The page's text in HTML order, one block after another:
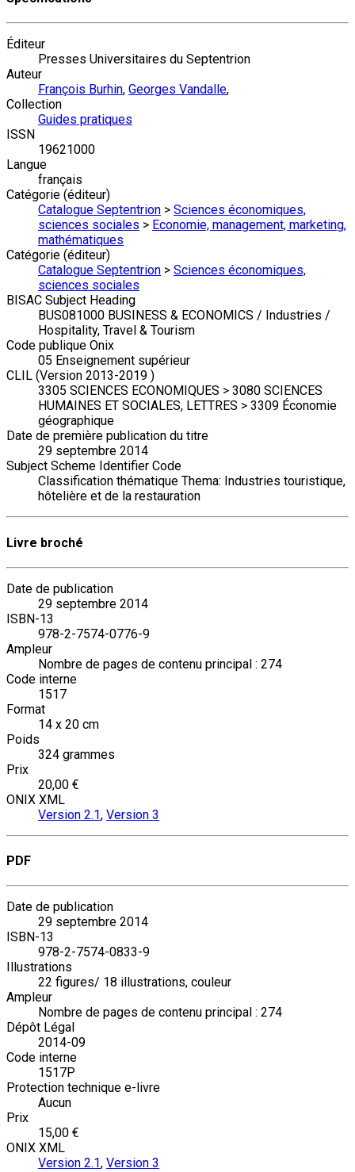
Éditeur
Presses Universitaires du Septentrion
Auteur
François Burhin, Georges Vandalle,
Collection
Guides pratiques
ISSN
19621000
Langue
français
Catégorie (éditeur)
Catalogue Septentrion > Sciences économiques,
sciences sociales > Economie, management, marketing,
mathématiques
Catégorie (éditeur)
Catalogue Septentrion > Sciences économiques,
sciences sociales
BISAC Subject Heading
BUS081000 BUSINESS & ECONOMICS / Industries /
Hospitality, Travel & Tourism
Code publique Onix
05 Enseignement supérieur
CLIL (Version 2013-2019 )
3305 SCIENCES ECONOMIQUES > 3080 SCIENCES
HUMAINES ET SOCIALES, LETTRES > 3309 Économie
géographique
Date de première publication du titre
29 septembre 2014
Subject Scheme Identifier Code
Classification thématique Thema: Industries touristique,
hôtelière et de la restauration
Livre broché
Date de publication
29 septembre 2014
ISBN-13
978-2-7574-0776-9
Ampleur
Nombre de pages de contenu principal : 274
Code interne
1517
Format
14 x 20 cm
Poids
324 grammes
Prix
20,00 €
ONIX XML
Version 2.1, Version 3
PDF
Date de publication
29 septembre 2014
ISBN-13
978-2-7574-0833-9
Illustrations
22 figures/ 18 illustrations, couleur
Ampleur
Nombre de pages de contenu principal : 274
Dépôt Légal
2014-09
Code interne
1517P
Protection technique e-livre
Aucun
Prix
15,00 €
ONIX XML
Version 2.1, Version 3